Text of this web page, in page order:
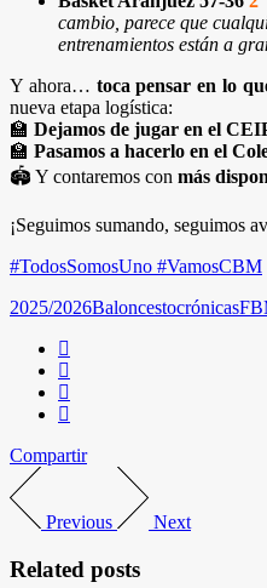
cambio, parece que
entrenamientos están a
Y ahora… toca pensar en lo
nueva etapa logística:
🏫 Dejamos de jugar en el
🏫 Pasamos a hacerlo en el
🏟️ Y contaremos con más
¡Seguimos sumando, seguimos
#TodosSomosUno #VamosCBM
2025/2026Baloncestocrónicas
Compartir
Previous Next
Related posts